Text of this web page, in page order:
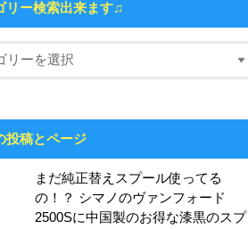
リー検索出来ます♫
投稿とページ
まだ純正替えスプール使ってる
の！？ シマノのヴァンフォード
2500Sに中国製のお得な漆黒のスプ